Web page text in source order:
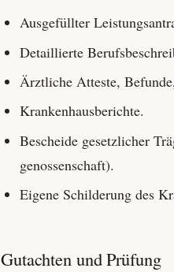
Ausgefüllter
Detaillierte
Ärztliche Atteste,
Krankenhaus­berichte.
Bescheide gesetzlicher
genossenschaft).
Eigene Schilderung des
Gutachten und Prüfung